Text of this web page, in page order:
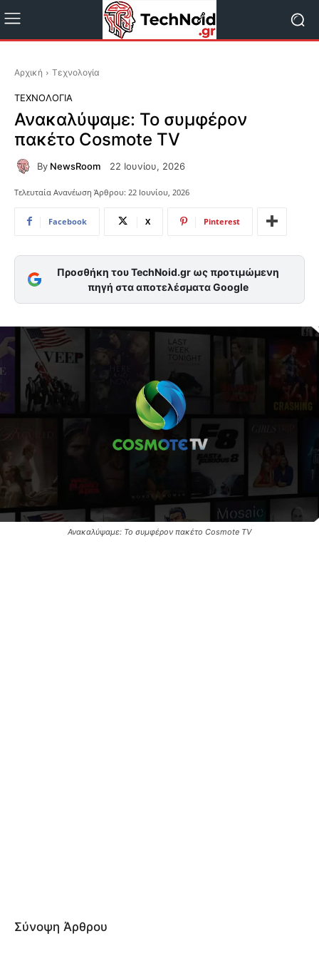
Αρχική Τεχνολογία
ΤΕΧΝΟΛΟΓΊΑ
Ανακαλύψαμε: Το συμφέρον
πακέτο Cosmote TV
By NewsRoom 22 Ιουνίου, 2026
Τελευταία Ανανέωση Άρθρου: 22 Ιουνίου, 2026
Facebook X Pinterest
Προσθήκη του TechNoid.gr ως προτιμώμενη
πηγή στα αποτελέσματα Google
Ανακαλύψαμε: Το συμφέρον πακέτο Cosmote TV
Σύνοψη Άρθρου